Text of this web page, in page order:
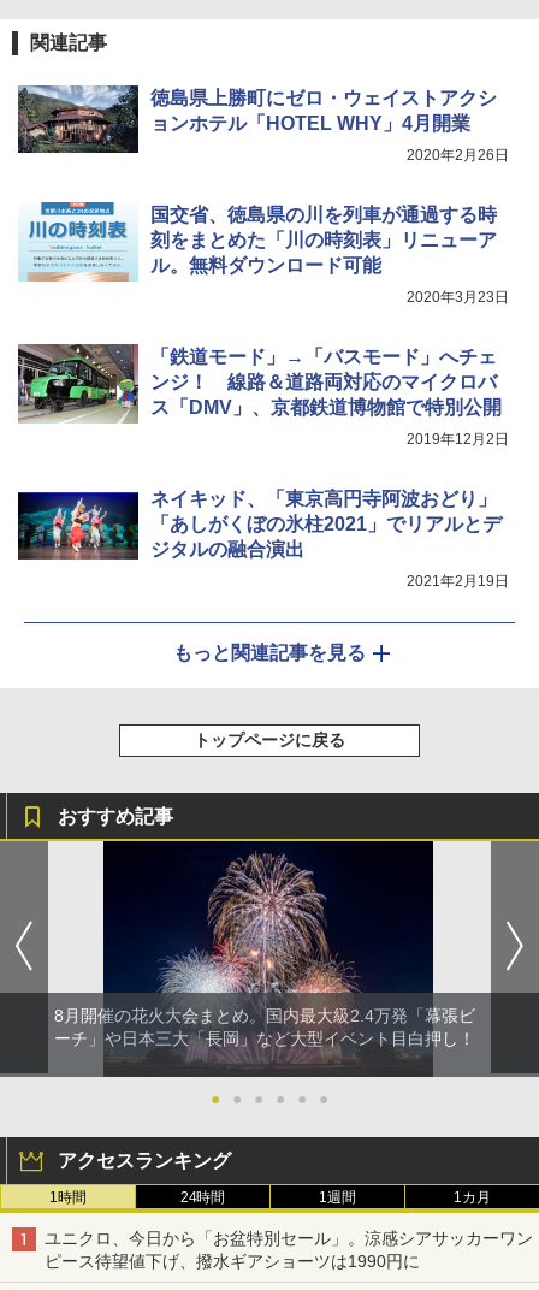
関連記事
徳島県上勝町にゼロ・ウェイストアクシ
ョンホテル「HOTEL WHY」4月開業
2020年2月26日
国交省、徳島県の川を列車が通過する時
刻をまとめた「川の時刻表」リニューア
ル。無料ダウンロード可能
2020年3月23日
「鉄道モード」→「バスモード」へチェ
ンジ！ 線路＆道路両対応のマイクロバ
ス「DMV」、京都鉄道博物館で特別公開
2019年12月2日
ネイキッド、「東京高円寺阿波おどり」
「あしがくぼの氷柱2021」でリアルとデ
ジタルの融合演出
2021年2月19日
もっと関連記事を見る
トップページに戻る
おすすめ記事
8月開催の花火大会まとめ。国内最大級2.4万発「幕張ビ
ーチ」や日本三大「長岡」など大型イベント目白押し！
● ● ● ● ● ●
アクセスランキング
1時間 24時間 1週間 1カ月
ユニクロ、今日から「お盆特別セール」。涼感シアサッカーワン
ピース待望値下げ、撥水ギアショーツは1990円に